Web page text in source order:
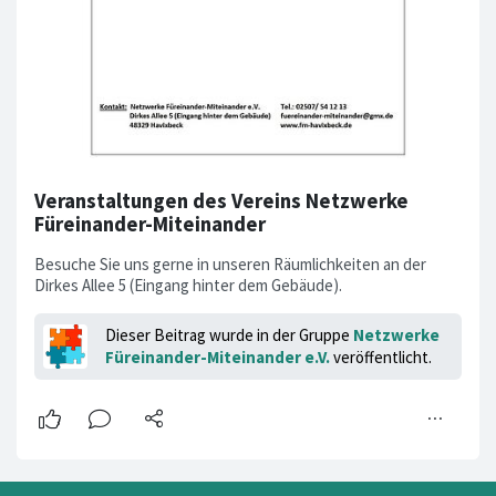
Veranstaltungen des Vereins Netzwerke
Füreinander-Miteinander
Besuche Sie uns gerne in unseren Räumlichkeiten an der
Dirkes Allee 5 (Eingang hinter dem Gebäude).
Dieser Beitrag wurde in der Gruppe Netzwerke
Füreinander-Miteinander e.V.veröffentlicht.